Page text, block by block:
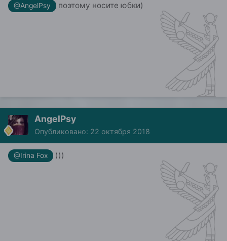
@AngelPsy поэтому носите юбки)
AngelPsy
Опубликовано: 22 октября 2018
@Irina Fox )))